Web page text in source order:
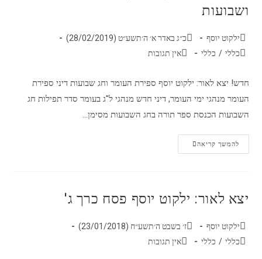
ושבועות
ילקוט יוסף
כ״ג באדר א׳ ה׳תשע״ט (28/02/2019)
כללי / כללי אין תגובות
חדש! יצא לאור: ילקוט יוסף ספירת העומר וחג שבועות דיני ספירת
העומר מנהגי ימי העומר, דיני חדש מנהגי ל"ג בעומר סדר תפילות חג
השבועות הכנסת ספר תורה בחג השבועות מסימן…
להמשך קריאה
יצא לאור: ילקוט יוסף פסח כרך ג'
ילקוט יוסף
ז׳ בשבט ה׳תשע״ח (23/01/2018)
כללי / כללי אין תגובות